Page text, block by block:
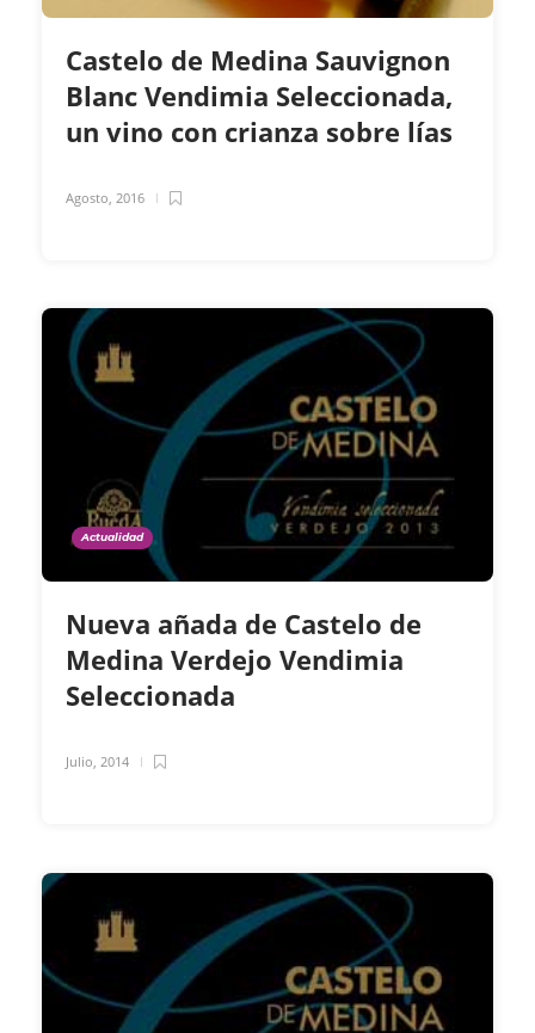
Castelo de Medina Sauvignon
Blanc Vendimia Seleccionada,
un vino con crianza sobre lías
Agosto, 2016
Actualidad
Nueva añada de Castelo de
Medina Verdejo Vendimia
Seleccionada
Julio, 2014